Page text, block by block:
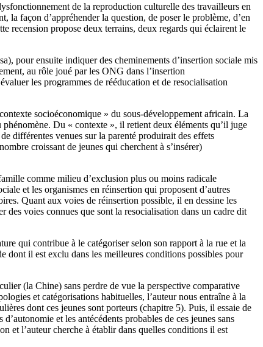
de la reproduction culturelle des travailleurs en
façon d’appréhender la question, de poser le problème, d’en
recension propose deux terrains, deux regards qui éclairent le
pour ensuite indiquer des cheminements d’insertion sociale mis
au rôle joué par les ONG dans l’insertion
les programmes de rééducation et de resocialisation
socioéconomique » du sous-développement africain. La
Du « contexte », il retient deux éléments qu’il juge
différentes venues sur la parenté produirait des effets
croissant de jeunes qui cherchent à s’insérer)
comme milieu d’exclusion plus ou moins radicale
et les organismes en réinsertion qui proposent d’autres
Quant aux voies de réinsertion possible, il en dessine les
des voies connues que sont la resocialisation dans un cadre dit
qui contribue à le catégoriser selon son rapport à la rue et la
dont il est exclu dans les meilleures conditions possibles pour
(la Chine) sans perdre de vue la perspective comparative
et catégorisations habituelles, l’auteur nous entraîne à la
dont ces jeunes sont porteurs (chapitre 5). Puis, il essaie de
et les antécédents probables de ces jeunes sans
et l’auteur cherche à établir dans quelles conditions il est